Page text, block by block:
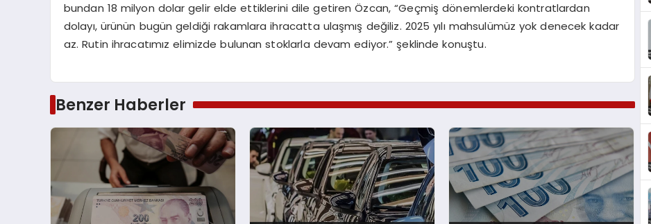
bundan 18 milyon dolar gelir elde ettiklerini dile getiren Özcan, “Geçmiş dönemlerdeki kontratlardan
dolayı, ürünün bugün geldiği rakamlara ihracatta ulaşmış değiliz. 2025 yılı mahsulümüz yok denecek kadar
az. Rutin ihracatımız elimizde bulunan stoklarla devam ediyor.” şeklinde konuştu.
Benzer Haberler